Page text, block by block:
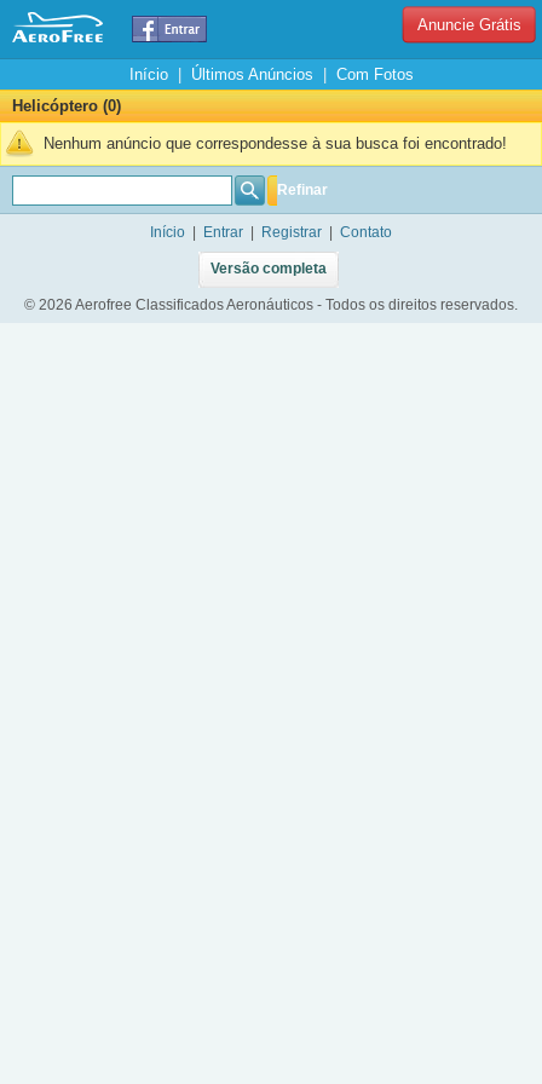
Anuncie Grátis
Início| Últimos Anúncios
Com Fotos
Helicóptero (0)
Nenhum anúncio que correspondesse à sua busca foi encontrado!
Refinar
Início Entrar Registrar Contato
Versão completa
© 2026 Aerofree Classificados Aeronáuticos - Todos os direitos reservados.